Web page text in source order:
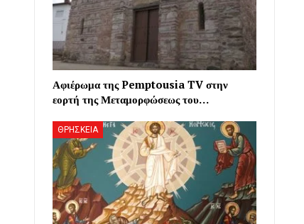
Αφιέρωμα της Pemptousia TV στην
εορτή της Μεταμορφώσεως του…
ΘΡΗΣΚΕΙΑ